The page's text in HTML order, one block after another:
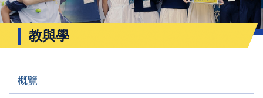
教與學
概覽